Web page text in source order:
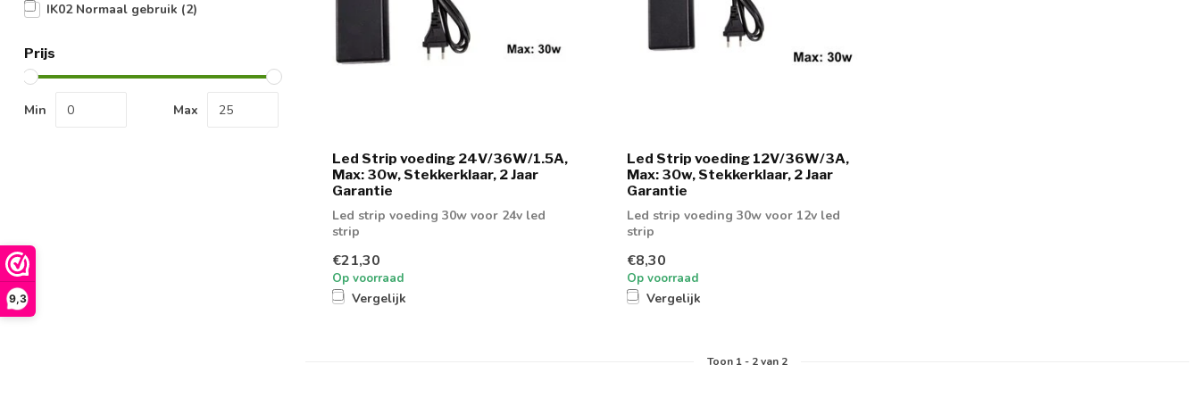
9,3
IK02 Normaal gebruik (2)
Prijs
Min Max
Led Strip voeding 24V/36W/1.5A,
Max: 30w, Stekkerklaar, 2 Jaar
Garantie
Led strip voeding 30w voor 24v led
strip
€21,30
Op voorraad
Vergelijk
Led Strip voeding 12V/36W/3A,
Max: 30w, Stekkerklaar, 2 Jaar
Garantie
Led strip voeding 30w voor 12v led
strip
€8,30
Op voorraad
Vergelijk
Toon 1- 2van 2